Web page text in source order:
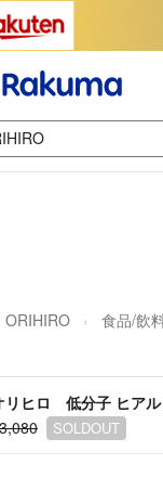
ORIHIRO 食品/飲
リヒロ 低分子 ヒア
SOLDOUT